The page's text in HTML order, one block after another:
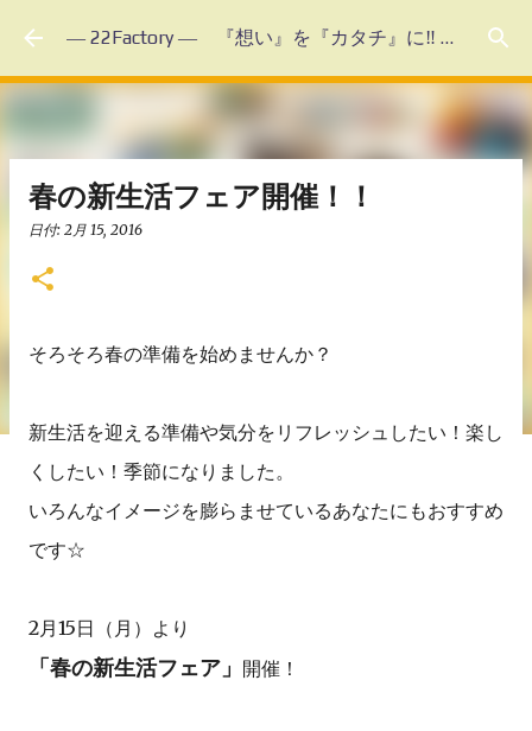
スキップしてメイン コンテンツに移動 ― 22Factory ― 『想い』を『カタチ』に‼ 未体験のフルオーダーメイド
春の新生活フェア開催！！
日付: 2月 15, 2016
そろそろ春の準備を始めませんか？
新生活を迎える準備や気分をリフレッシュしたい！楽し
くしたい！季節になりました。
いろんなイメージを膨らませているあなたにもおすすめ
です☆
2月15日（月）より
「春の新生活フェア」 開催！